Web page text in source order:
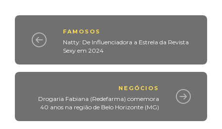
FAMOSOS
Natty: De Influenciadora a Estrela da Revista
Sexy em 2024
NEGÓCIOS
Drogaria Fabiana (Redefarma) comemora
40 anos na região de Belo Horizonte (MG)